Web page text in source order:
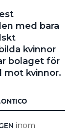
med bara
kvinnor
bolaget för
mot kvinnor.
inom